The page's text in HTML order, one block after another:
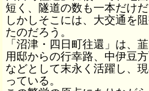
短く、隧道の数も一本だけだ
しかしそこには、大交通を
たのだろう。
「沼津・四日町往還」は、
用邸からの行幸路、中伊豆
などとして末永く活躍し、
っている。